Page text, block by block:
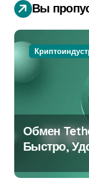
Вы
Обмен
Быстро,